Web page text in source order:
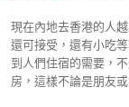
現在內地去香港的人
還可接受，還有小吃
到人們住宿的需要，
房，這樣不論是朋友